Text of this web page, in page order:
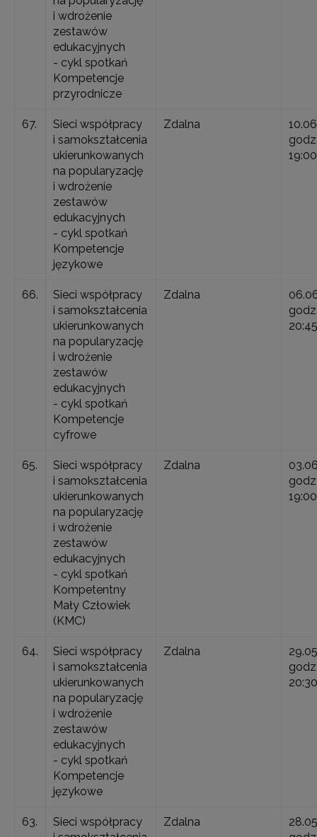
i wdrożenie
zestawów
edukacyjnych
- cykl spotkań
Kompetencje
przyrodnicze
67.
Sieci współpracy
i samokształcenia
ukierunkowanych
na popularyzację
i wdrożenie
zestawów
edukacyjnych
- cykl spotkań
Kompetencje
językowe
Zdalna
19:00
66.
Sieci współpracy
i samokształcenia
ukierunkowanych
na popularyzację
i wdrożenie
zestawów
edukacyjnych
- cykl spotkań
Kompetencje
cyfrowe
Zdalna
20:45
65.
Sieci współpracy
i samokształcenia
ukierunkowanych
na popularyzację
i wdrożenie
zestawów
edukacyjnych
- cykl spotkań
Kompetentny
Mały Człowiek
(KMC)
Zdalna
19:00
64.
Sieci współpracy
i samokształcenia
ukierunkowanych
na popularyzację
i wdrożenie
zestawów
edukacyjnych
- cykl spotkań
Kompetencje
językowe
Zdalna
20:30
63.
Sieci współpracy
Zdalna